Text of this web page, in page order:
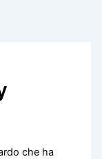
che ha